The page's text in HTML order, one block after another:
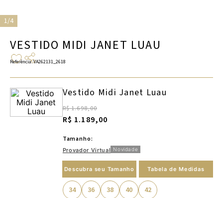
1/4
VESTIDO MIDI JANET LUAU
Referência:VA262131_2618
Vestido Midi Janet Luau
R$ 1.698,00
R$ 1.189,00
Tamanho:
Provador Virtual Novidade
Descubra seu Tamanho Tabela de Medidas
34 36 38 40 42